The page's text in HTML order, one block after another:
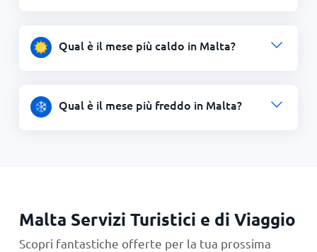
Qual è il mese più caldo in Malta?
Qual è il mese più freddo in Malta?
Malta Servizi Turistici e di Viaggio
Scopri fantastiche offerte per la tua prossima